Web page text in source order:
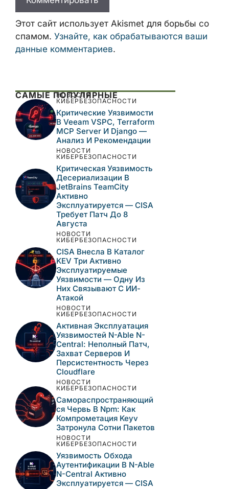
Email
Сайт
комментариев.
Этот сайт использует Akismet для борьбы
со спамом.Узнайте, как обрабатываются
ваши данные комментариев.
САМЫЕ ПОПУЛЯРНЫЕ
НОВОСТИ
КИБЕРБЕЗОПАСНОСТИ
Критические
Уязвимости В Veeam
VSPC, Terraform MCP
Server И Django —
Анализ И Рекомендации
НОВОСТИ
КИБЕРБЕЗОПАСНОСТИ
Критическая
Уязвимость
Десериализации В
JetBrains TeamCity
Активно
Эксплуатируется —
CISA Требует Патч До 8
Августа
НОВОСТИ
КИБЕРБЕЗОПАСНОСТИ
CISA Внесла В Каталог
KEV Три Активно
Эксплуатируемые
Уязвимости — Одну Из
Них Связывают С ИИ-
Атакой
НОВОСТИ
КИБЕРБЕЗОПАСНОСТИ
Активная Эксплуатация
Уязвимостей N-Able N-
Central: Неполный Патч,